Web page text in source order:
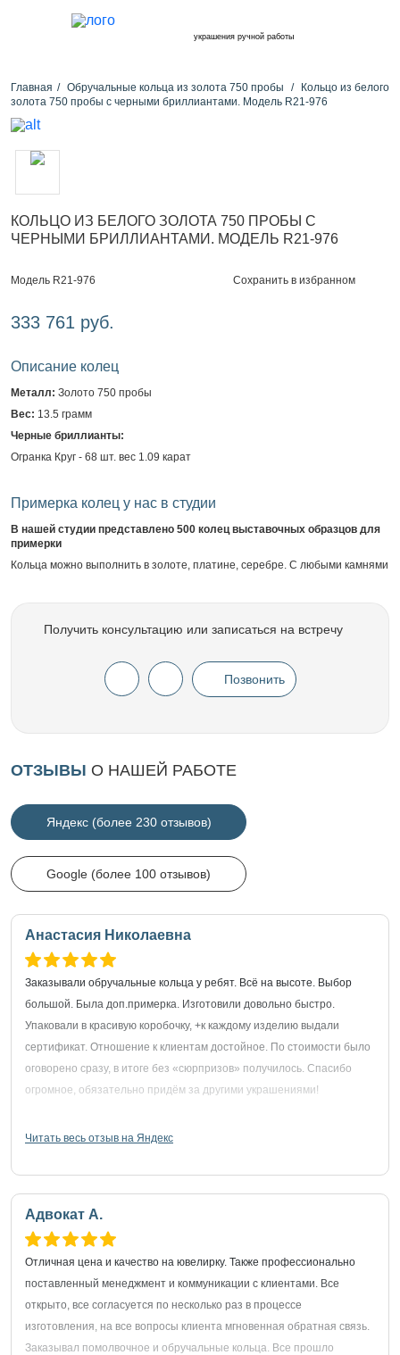
украшения ручной работы
Главная Обручальные кольца из золота 750 пробы
Кольцо из белого
золота 750 пробы с черными бриллиантами. Модель R21-976
КОЛЬЦО ИЗ БЕЛОГО ЗОЛОТА 750 ПРОБЫ С
ЧЕРНЫМИ БРИЛЛИАНТАМИ. МОДЕЛЬ R21-976
Модель R21-976 Сохранить в избранном
333 761 руб.
Описание колец
Металл: Золото 750 пробы
Вес: 13.5 грамм
Черные бриллианты:
Огранка Круг - 68 шт. вес 1.09 карат
Примерка колец у нас в студии
В нашей студии представлено 500 колец выставочных образцов для
примерки
Кольца можно выполнить в золоте, платине, серебре. С любыми камнями
Получить консультацию или записаться на встречу
Позвонить
ОТЗЫВЫ О НАШЕЙ РАБОТЕ
Яндекс (более 230 отзывов)
Google (более 100 отзывов)
Анастасия Николаевна
Заказывали обручальные кольца у ребят. Всё на высоте. Выбор
большой. Была доп.примерка. Изготовили довольно быстро.
Упаковали в красивую коробочку, +к каждому изделию выдали
сертификат. Отношение к клиентам достойное. По стоимости было
оговорено сразу, в итоге без «сюрпризов» получилось. Спасибо
огромное, обязательно придём за другими украшениями!
Читать весь отзыв на Яндекс
Адвокат А.
Отличная цена и качество на ювелирку. Также профессионально
поставленный менеджмент и коммуникации с клиентами. Все
открыто, все согласуется по несколько раз в процессе
изготовления, на все вопросы клиента мгновенная обратная связь.
Заказывал помолвочное и обручальные кольца. Все прошло